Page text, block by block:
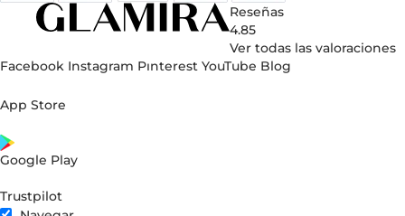
Reseñas
4.85
Ver todas las valoraciones
Facebook Instagram Pınterest YouTube Blog
App Store
Google Play
Trustpilot